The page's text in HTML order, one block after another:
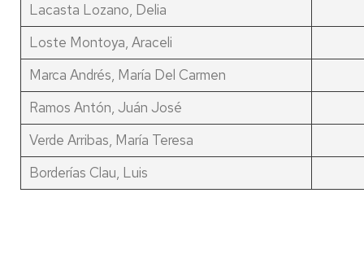
Lacasta Lozano, Delia
Loste Montoya, Araceli
Marca Andrés, María Del Carmen
Ramos Antón, Juán José
Verde Arribas, María Teresa
Borderías Clau, Luis